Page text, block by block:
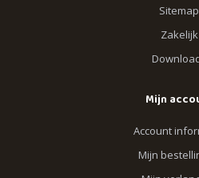
Sitemap
Zakelijk
Mijn
Account
Mijn